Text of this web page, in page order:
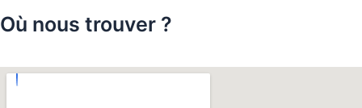
Où nous trouver ?